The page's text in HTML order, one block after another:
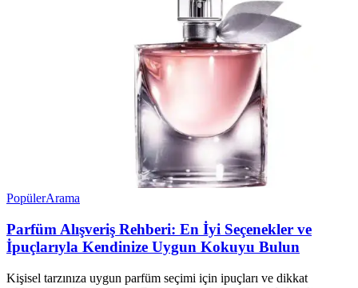
PopülerArama
Parfüm Alışveriş Rehberi: En İyi Seçenekler ve
İpuçlarıyla Kendinize Uygun Kokuyu Bulun
Kişisel tarzınıza uygun parfüm seçimi için ipuçları ve dikkat